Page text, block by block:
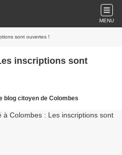
MENU
sont ouvertes !
inscriptions sont
blog citoyen de Colombes